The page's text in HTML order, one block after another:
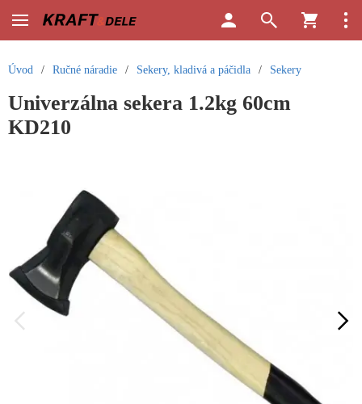
Úvod / Ručné náradie / Sekery, kladivá a páčidla / Sekery
Univerzálna sekera 1.2kg 60cm
KD210